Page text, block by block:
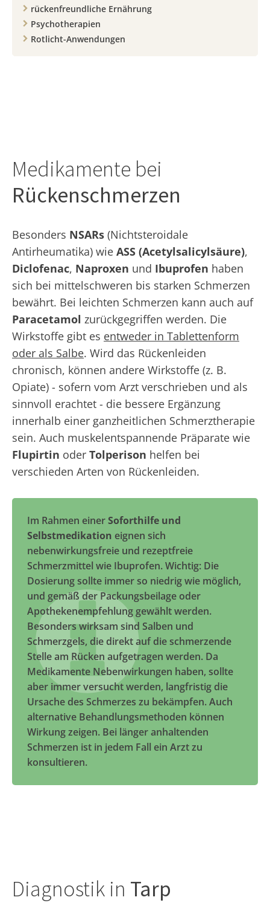
rückenfreundliche Ernährung
Psychotherapien
Rotlicht-Anwendungen
Medikamente bei
Rückenschmerzen
Besonders NSARs (Nichtsteroidale
Antirheumatika) wie ASS (Acetylsalicylsäure),
Diclofenac, Naproxen und Ibuprofen haben
sich bei mittelschweren bis starken Schmerzen
bewährt. Bei leichten Schmerzen kann auch auf
Paracetamol zurückgegriffen werden. Die
Wirkstoffe gibt es entweder in Tablettenform
oder als Salbe. Wird das Rückenleiden
chronisch, können andere Wirkstoffe (z. B.
Opiate) - sofern vom Arzt verschrieben und als
sinnvoll erachtet - die bessere Ergänzung
innerhalb einer ganzheitlichen Schmerztherapie
sein. Auch muskelentspannende Präparate wie
Flupirtin oder Tolperison helfen bei
verschieden Arten von Rückenleiden.
Im Rahmen einerSoforthilfe und
Selbstmedikation eignen sich
nebenwirkungsfreie und rezeptfreie
Schmerzmittel wie Ibuprofen. Wichtig: Die
Dosierung sollte immer so niedrig wie möglich,
und gemäß der Packungsbeilage oder
Apothekenempfehlung gewählt werden.
Besonders wirksam sind Salben und
Schmerzgels, die direkt auf die schmerzende
Stelle am Rücken aufgetragen werden. Da
Medikamente Nebenwirkungen haben, sollte
aber immer versucht werden, langfristig die
Ursache des Schmerzes zu bekämpfen. Auch
alternative Behandlungsmethoden können
Wirkung zeigen. Bei länger anhaltenden
Schmerzen ist in jedem Fall ein Arzt zu
konsultieren.
Diagnostik in Tarp